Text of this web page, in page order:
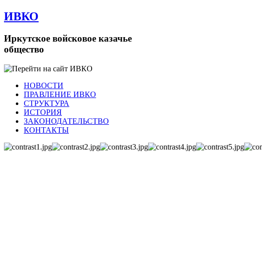
ИВКО
Иркутское войсковое казачье
общество
НОВОСТИ
ПРАВЛЕНИЕ ИВКО
СТРУКТУРА
ИСТОРИЯ
ЗАКОНОДАТЕЛЬСТВО
КОНТАКТЫ